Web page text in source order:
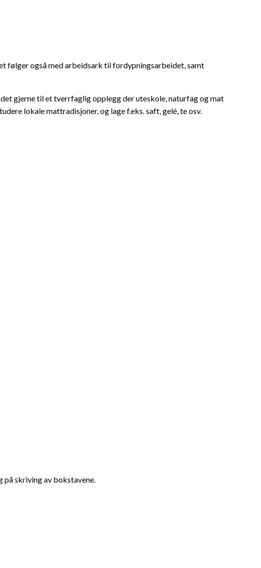
følger også med arbeidsark til fordypningsarbeidet, samt
gjerne til et tverrfaglig opplegg der uteskole, naturfag og mat
lokale mattradisjoner, og lage f.eks. saft, gelé, te osv.
på skriving av bokstavene.